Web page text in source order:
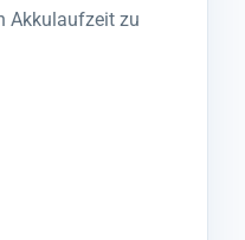
Akkulaufzeit zu